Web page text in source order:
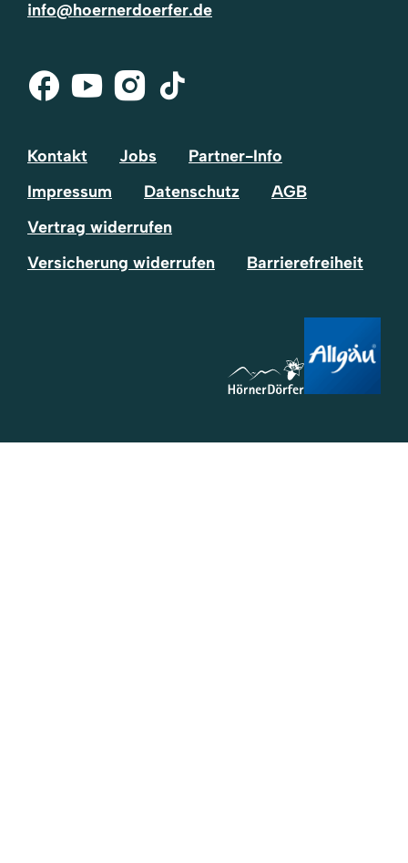
info@hoernerdoerfer.de
Facebook
Youtube
Instagram
Tik-
Kontakt Jobs
Partner-Info
Impressum
Datenschutz
AGB
Vertrag widerrufen
Versicherung widerrufen
Barrierefreiheit